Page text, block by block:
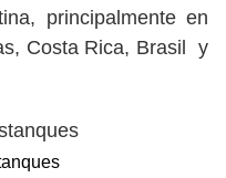
principalmente en
Costa Rica, Brasil y